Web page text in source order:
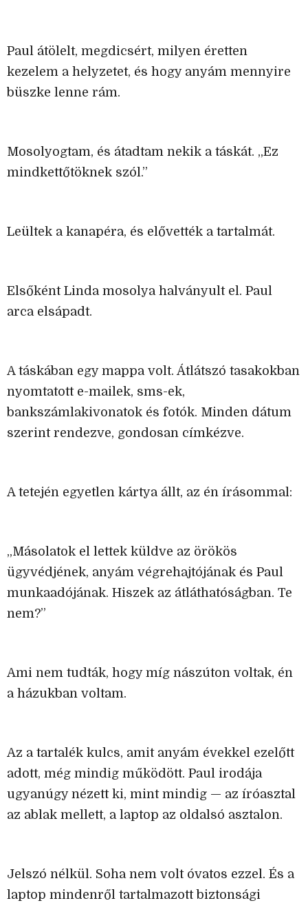
Paul átölelt, megdicsért, milyen éretten
kezelem a helyzetet, és hogy anyám mennyire
büszke lenne rám.
Mosolyogtam, és átadtam nekik a táskát. „Ez
mindkettőtöknek szól.”
Leültek a kanapéra, és elővették a tartalmát.
Elsőként Linda mosolya halványult el. Paul
arca elsápadt.
A táskában egy mappa volt. Átlátszó tasakokban
nyomtatott e-mailek, sms-ek,
bankszámlakivonatok és fotók. Minden dátum
szerint rendezve, gondosan címkézve.
A tetején egyetlen kártya állt, az én írásommal:
„Másolatok el lettek küldve az örökös
ügyvédjének, anyám végrehajtójának és Paul
munkaadójának. Hiszek az átláthatóságban. Te
nem?”
Ami nem tudták, hogy míg nászúton voltak, én
a házukban voltam.
Az a tartalék kulcs, amit anyám évekkel ezelőtt
adott, még mindig működött. Paul irodája
ugyanúgy nézett ki, mint mindig — az íróasztal
az ablak mellett, a laptop az oldalsó asztalon.
Jelszó nélkül. Soha nem volt óvatos ezzel. És a
laptop mindenről tartalmazott biztonsági